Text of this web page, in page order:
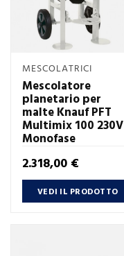
MESCOLATRICI
Mescolatore
planetario per
malte Knauf PFT
Multimix 100 230V
Monofase
Prezzo
2.318,00 €
VEDI IL PRODOTTO